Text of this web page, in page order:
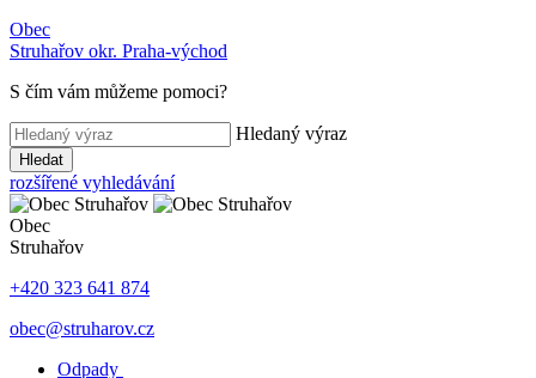
Obec
Struhařov okr. Praha-východ
S čím vám můžeme pomoci?
Hledaný výraz
Hledat
rozšířené vyhledávání
Obec
Struhařov
+420 323 641 874
obec@struharov.cz
Odpady